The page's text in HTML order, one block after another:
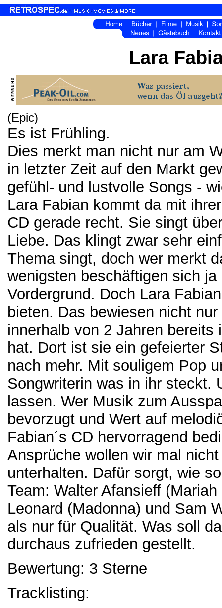
Lara
(Epic)
Es ist Frühling.
Dies merkt man nicht nur am
in letzter Zeit auf den Markt
gefühl- und lustvolle Songs -
Lara Fabian kommt da mit
CD gerade recht. Sie singt
Liebe. Das klingt zwar sehr
Thema singt, doch wer merkt
wenigsten beschäftigen sich
Vordergrund. Doch Lara
bieten. Das bewiesen nicht
innerhalb von 2 Jahren
hat. Dort ist sie ein gefeierter
nach mehr. Mit souligem Pop
Songwriterin was in ihr steckt.
lassen. Wer Musik zum
bevorzugt und Wert auf
Fabian´s CD hervorragend
Ansprüche wollen wir mal
unterhalten. Dafür sorgt, wie
Team: Walter Afansieff
Leonard (Madonna) und Sam
als nur für Qualität. Was soll
durchaus zufrieden gestellt.
Bewertung: 3 Sterne
Tracklisting: